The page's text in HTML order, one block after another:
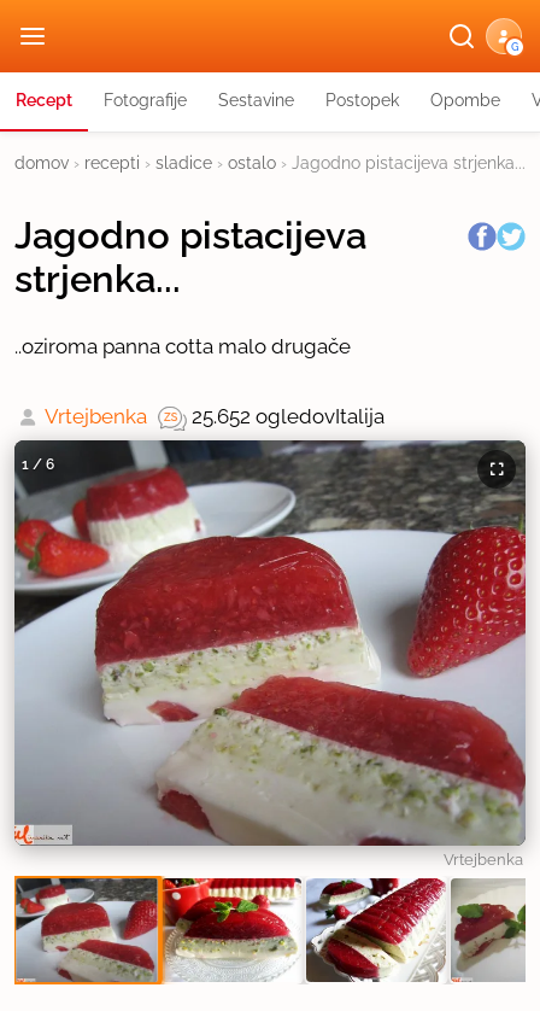
G
Recept Fotografije Sestavine Postopek Opombe
domov › recepti › sladice › ostalo › Jagodno pistacijeva strjenka...
Jagodno pistacijeva
strjenka...
..oziroma panna cotta malo drugače
Vrtejbenka 25.652 ogledovItalija
1 / 6
Vrtejbenka